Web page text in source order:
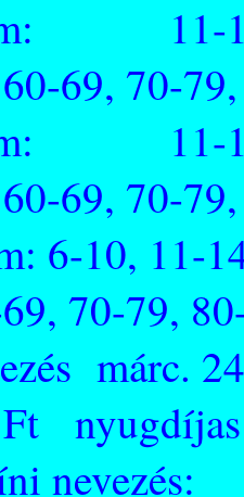
11-
69, 70-
11-
69, 70-
6-10, 11-
70-79,
márc.